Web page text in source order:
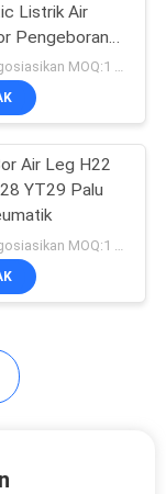
123
274
Listrik Air
Pengeboran
Hole Mesin Dapat dinegosiasikan MOQ:1 buah
Air Leg H22
YT29 Palu
Dapat dinegosiasikan MOQ:1 buah